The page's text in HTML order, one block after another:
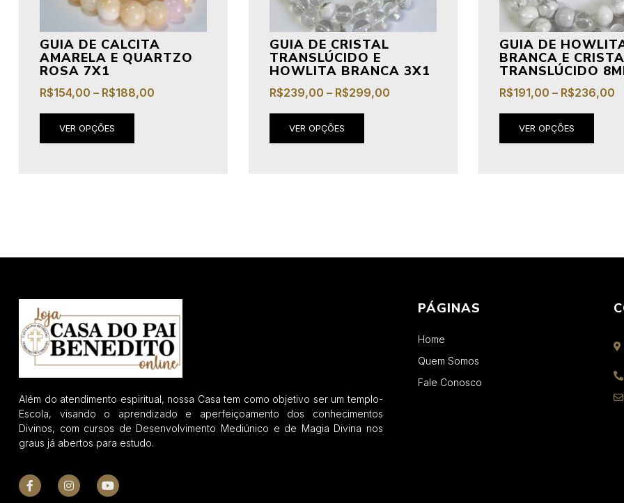
GUIA DE CALCITA
AMARELA E QUARTZO
ROSA 7X1
R$154,00 – R$188,00
VER OPÇÕES
GUIA DE CRISTAL
TRANSLÚCIDO E
HOWLITA BRANCA 3X1
R$239,00 – R$299,00
VER OPÇÕES
GUIA DE
BRANCA E
TRANSLÚCIDO
R$191,00 – R$236,00
VER OPÇÕES
Além do atendimento espiritual, nossa Casa tem como objetivo ser um templo-
Escola, visando o aprendizado e aperfeiçoamento dos conhecimentos
Divinos, com cursos de Desenvolvimento Mediúnico e de Magia Divina nos
graus já abertos para estudo.
PÁGINAS
Home
Quem Somos
Fale Conosco